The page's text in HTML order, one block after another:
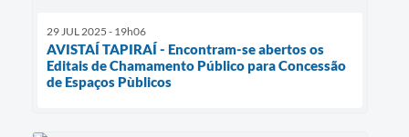
29 JUL 2025 - 19h06
AVISTAÍ TAPIRAÍ - Encontram-se abertos os
Editais de Chamamento Público para Concessão
de Espaços Pùblicos